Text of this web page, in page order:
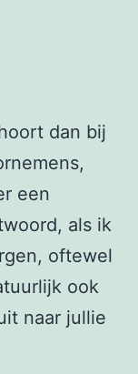
dan bij
een
als ik
oftewel
ook
naar jullie